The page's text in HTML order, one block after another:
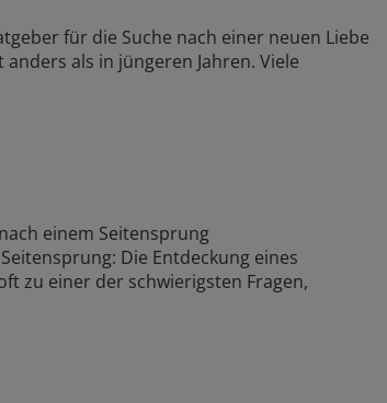
für die Suche nach einer neuen Liebe
als in jüngeren Jahren. Viele
einem Seitensprung
Die Entdeckung eines
zu einer der schwierigsten Fragen,